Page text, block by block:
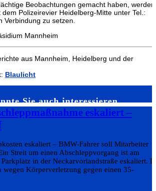
Beobachtungen gemacht haben, werden
Polizeirevier Heidelberg-Mitte unter Tel.:
Verbindung zu setzen.
Mannheim
aus Mannheim, Heidelberg und der
Blaulicht
Sie auch interessieren…
eskaliert –
eskaliert – BMW-Fahrer soll Mitarbeiter
Streit um einen Abschleppvorgang ist am
in der Neckarvorlandstraße eskaliert.
wegen Körperverletzung gegen einen 35-